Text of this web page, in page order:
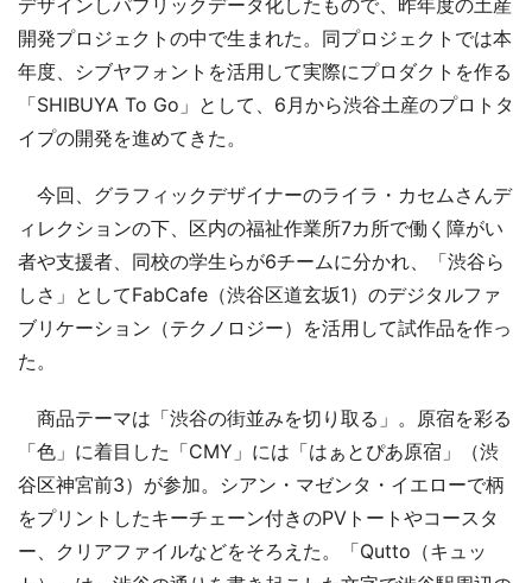
開発プロジェクトの中で生まれた。同プロジェクトでは本
年度、シブヤフォントを活用して実際にプロダクトを作る
「SHIBUYA To Go」として、6月から渋谷土産のプロトタ
イプの開発を進めてきた。
今回、グラフィックデザイナーのライラ・カセムさんデ
ィレクションの下、区内の福祉作業所7カ所で働く障がい
者や支援者、同校の学生らが6チームに分かれ、「渋谷ら
しさ」としてFabCafe（渋谷区道玄坂1）のデジタルファ
ブリケーション（テクノロジー）を活用して試作品を作っ
た。
商品テーマは「渋谷の街並みを切り取る」。原宿を彩る
「色」に着目した「CMY」には「はぁとぴあ原宿」（渋
谷区神宮前3）が参加。シアン・マゼンタ・イエローで柄
をプリントしたキーチェーン付きのPVトートやコースタ
ー、クリアファイルなどをそろえた。「Qutto（キュッ